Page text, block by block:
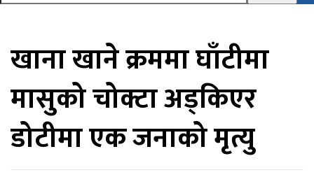
खाना खाने क्रममा घाँटीमा
मासुको चोक्टा अड्किएर
डोटीमा एक जनाको मृत्यु